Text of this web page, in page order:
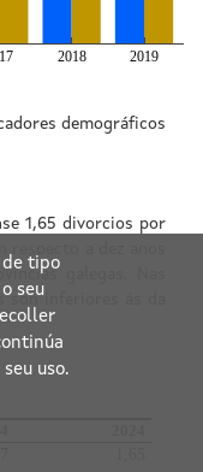
de tipo
seu
uso.